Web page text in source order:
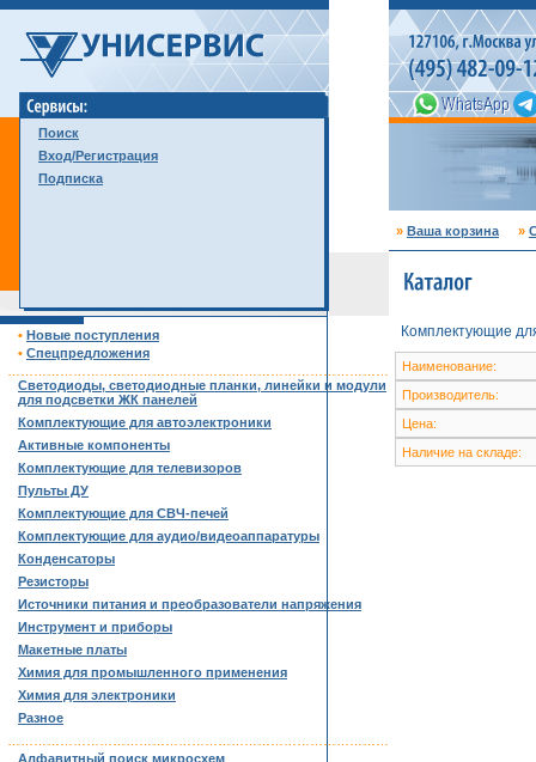
Поиск
Вход/Регистрация
Подписка
» Ваша корзина »
• Новые поступления
• Спецпредложения
Светодиоды, светодиодные планки, линейки и модули
для подсветки ЖК панелей
Комплектующие для автоэлектроники
Активные компоненты
Комплектующие для телевизоров
Пульты ДУ
Комплектующие для СВЧ-печей
Комплектующие для аудио/видеоаппаратуры
Конденсаторы
Резисторы
Источники питания и преобразователи напряжения
Инструмент и приборы
Макетные платы
Химия для промышленного применения
Химия для электроники
Разное
Алфавитный поиск микросхем
Комплектующие
Наименование:
Производитель:
Цена:
Наличие на складе: